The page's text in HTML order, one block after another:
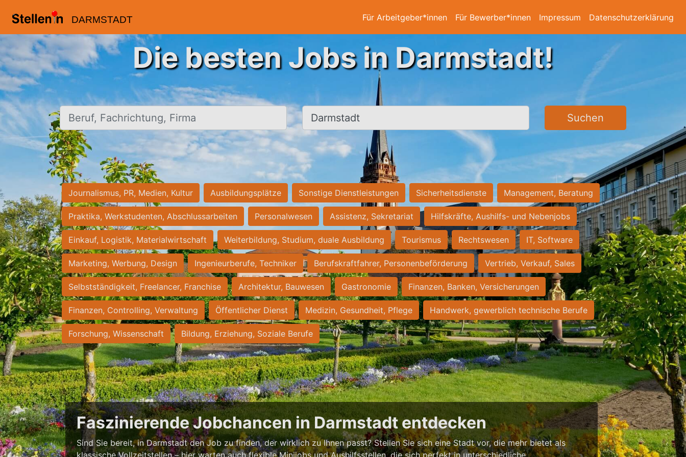
DARMSTADT Für Arbeitgeber*innen Für Bewerber*innen Impressum Datenschutzerklärung
Die besten Jobs in Darmstadt!
Beruf, Fachrichtung, Firma Ort, Stadt Suchen
Journalismus, PR, Medien, Kultur Ausbildungsplätze Sonstige Dienstleistungen Sicherheitsdienste Management, Beratung
Praktika, Werkstudenten, Abschlussarbeiten Personalwesen Assistenz, Sekretariat Hilfskräfte, Aushilfs- und Nebenjobs
Einkauf, Logistik, Materialwirtschaft Weiterbildung, Studium, duale Ausbildung Tourismus Rechtswesen IT, Software
Marketing, Werbung, Design Ingenieurberufe, Techniker Berufskraftfahrer, Personenbeförderung Vertrieb, Verkauf, Sales
Selbstständigkeit, Freelancer, Franchise Architektur, Bauwesen Gastronomie Finanzen, Banken, Versicherungen
Finanzen, Controlling, Verwaltung Öffentlicher Dienst Medizin, Gesundheit, Pflege Handwerk, gewerblich technische Berufe
Forschung, Wissenschaft Bildung, Erziehung, Soziale Berufe
Faszinierende Jobchancen in Darmstadt entdecken
Sind Sie bereit, in Darmstadt den Job zu finden, der wirklich zu Ihnen passt? Stellen Sie sich eine Stadt vor, die mehr bietet als